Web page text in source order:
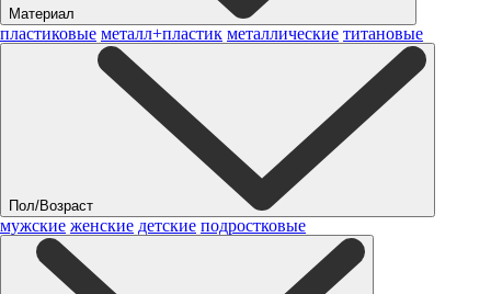
Материал
пластиковые металл+пластик металлические титановые
Пол/Возраст
мужские женские детские подростковые